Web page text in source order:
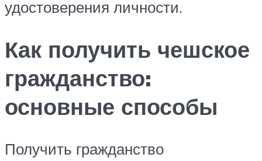
удостоверения личности.
Как получить чешское
гражданство:
основные способы
Получить гражданство